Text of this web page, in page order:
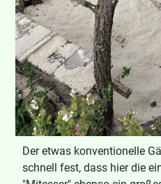
Der etwas konventionelle
schnell fest, dass hier die